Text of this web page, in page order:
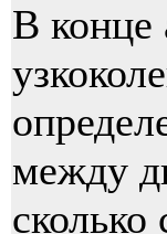
В конце
между